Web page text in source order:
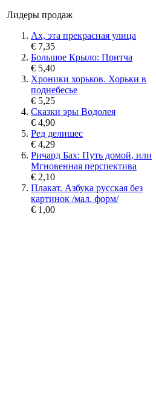
Лидеры продаж
Ах, эта прекрасная улица
€ 7,35
Большое Крыло: Притча
€ 5,40
Хроники хорьков. Хорьки в
поднебесье
€ 5,25
Сказки эры Водолея
€ 4,90
Ред делишес
€ 4,29
Ричард Бах: Путь домой, или
Мгновенная перспектива
€ 2,10
Плакат. Азбука русская без
картинок /мал. форм/
€ 1,00